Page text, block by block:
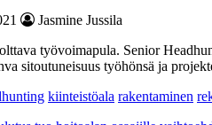
Jasmine Jussila
työvoimapula. Senior
sitoutuneisuus työhönsä ja
kiinteistöala rakentaminen